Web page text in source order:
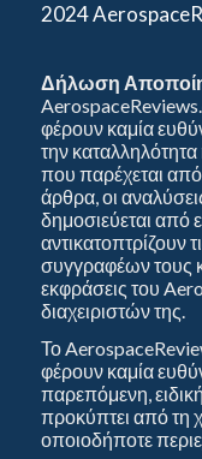
2024
Δήλωση
φέρουν καμία
την καταλληλότητα
που παρέχεται
άρθρα, οι
δημοσιεύεται από
αντικατοπτρίζουν
συγγραφέων τους
εκφράσεις του
διαχειριστών της.
Το
φέρουν καμία
παρεπόμενη,
προκύπτει από τη
οποιοδήποτε